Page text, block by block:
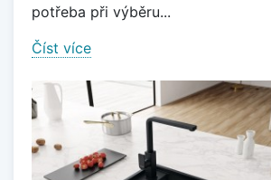
potřeba při výběru...
Číst více